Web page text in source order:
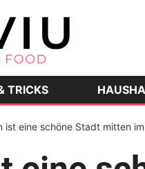
TRICKS
ist eine schöne Stadt mitten